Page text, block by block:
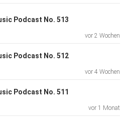
by sa)
Podcast No. 513
vor 2 Wochen
Podcast No. 512
vor 4 Wochen
Podcast No. 511
vor 1 Monat